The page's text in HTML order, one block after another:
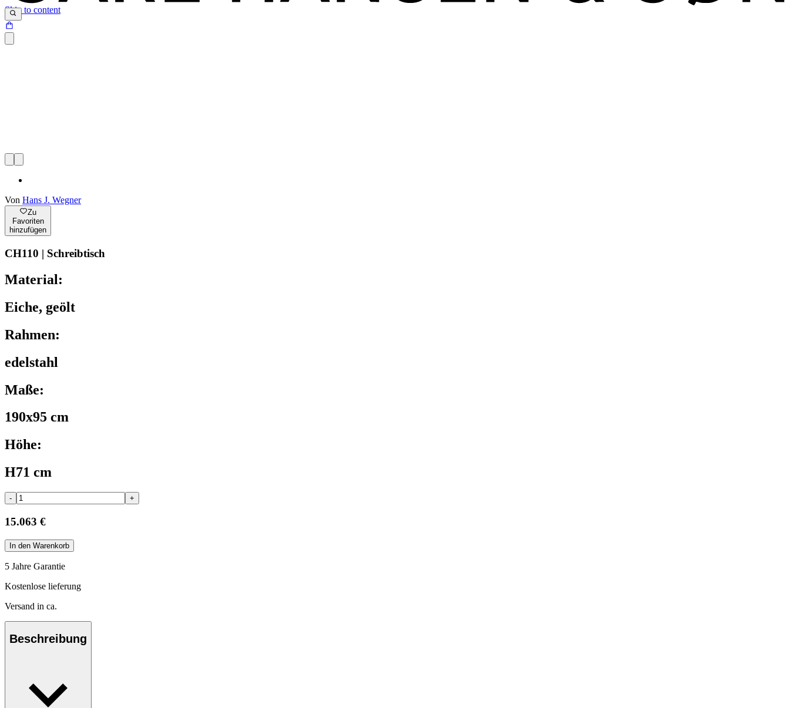
Skip to content
Von Hans J. Wegner
Zu
Favoriten
hinzufügen
CH110 | Schreibtisch
Material:
Eiche, geölt
Rahmen:
edelstahl
Maße:
190x95 cm
Höhe:
H71 cm
- +
15.063 €
In den Warenkorb
5 Jahre Garantie
Kostenlose lieferung
Versand in ca.
Beschreibung